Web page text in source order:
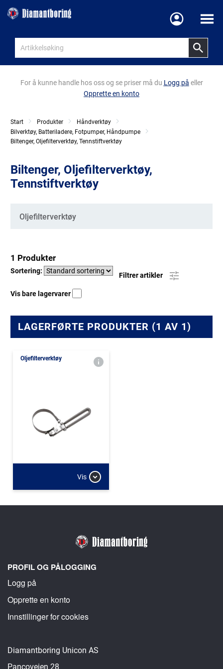
Meny
For å kunne handle hos oss og se priser må du Logg på eller
Opprette en konto
Start Produkter
Håndverktøy
Bilverktøy, Batteriladere, Fotpumper, Håndpumpe
Biltenger, Oljefilterverktøy, Tennstiftverktøy
Biltenger, Oljefilterverktøy,
Tennstiftverktøy
Kategorier
Oljefilterverktøy
1 Produkter
Sortering:
Filtrer artikler
Vis bare lagervarer
LAGERFØRTE PRODUKTER (1 AV 1)
Oljefilterverktøy
Vis
PROFIL OG PÅLOGGING
Logg på
Opprette en konto
Innstillinger for cookies
Diamantboring Unicon AS
Pancoveien 28